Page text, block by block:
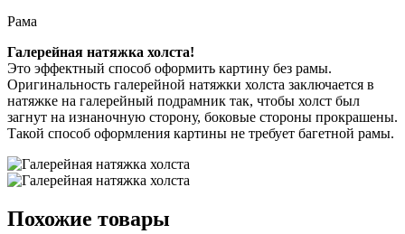
Рама
Галерейная натяжка холста!
Это эффектный способ оформить картину без рамы.
Оригинальность галерейной натяжки холста заключается в
натяжке на галерейный подрамник так, чтобы холст был
загнут на изнаночную сторону, боковые стороны прокрашены.
Такой способ оформления картины не требует багетной рамы.
Похожие товары